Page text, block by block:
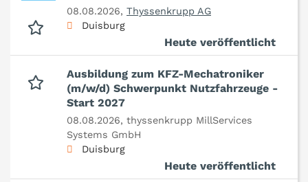
08.08.2026, Thyssenkrupp AG
Duisburg
Heute veröffentlicht
Ausbildung zum KFZ-Mechatroniker
(m/w/d) Schwerpunkt Nutzfahrzeuge -
Start 2027
08.08.2026, thyssenkrupp MillServices
Systems GmbH
Duisburg
Heute veröffentlicht